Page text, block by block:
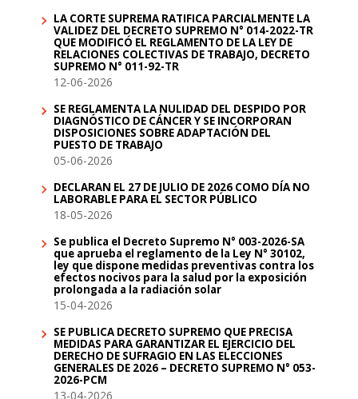
LA CORTE SUPREMA RATIFICA PARCIALMENTE LA
VALIDEZ DEL DECRETO SUPREMO N° 014-2022-TR
QUE MODIFICÓ EL REGLAMENTO DE LA LEY DE
RELACIONES COLECTIVAS DE TRABAJO, DECRETO
SUPREMO N° 011-92-TR
12-06-2026
SE REGLAMENTA LA NULIDAD DEL DESPIDO POR
DIAGNÓSTICO DE CÁNCER Y SE INCORPORAN
DISPOSICIONES SOBRE ADAPTACIÓN DEL
PUESTO DE TRABAJO
05-06-2026
DECLARAN EL 27 DE JULIO DE 2026 COMO DÍA NO
LABORABLE PARA EL SECTOR PÚBLICO
18-05-2026
Se publica el Decreto Supremo N° 003-2026-SA
que aprueba el reglamento de la Ley N° 30102,
ley que dispone medidas preventivas contra los
efectos nocivos para la salud por la exposición
prolongada a la radiación solar
15-04-2026
SE PUBLICA DECRETO SUPREMO QUE PRECISA
MEDIDAS PARA GARANTIZAR EL EJERCICIO DEL
DERECHO DE SUFRAGIO EN LAS ELECCIONES
GENERALES DE 2026 – DECRETO SUPREMO N° 053-
2026-PCM
13-04-2026